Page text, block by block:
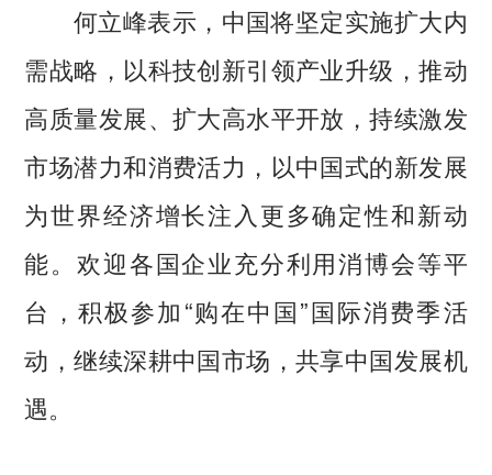
何立峰表示，中国将坚定实施扩大内
需战略，以科技创新引领产业升级，推动
高质量发展、扩大高水平开放，持续激发
市场潜力和消费活力，以中国式的新发展
为世界经济增长注入更多确定性和新动
能。欢迎各国企业充分利用消博会等平
台，积极参加“购在中国”国际消费季活
动，继续深耕中国市场，共享中国发展机
遇。